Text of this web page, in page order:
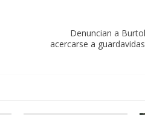
Denuncian a
acercarse a